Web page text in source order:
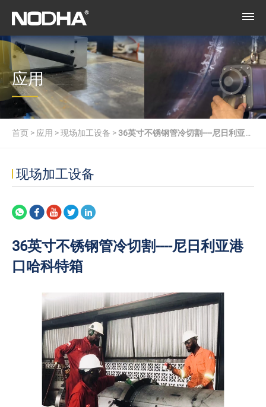
应用
首页 > 应用 >现场加工设备 > 36英寸不锈钢管冷切割----尼日利亚港
现场加工设备
36英寸不锈钢管冷切割----尼日利亚港
口哈科特箱